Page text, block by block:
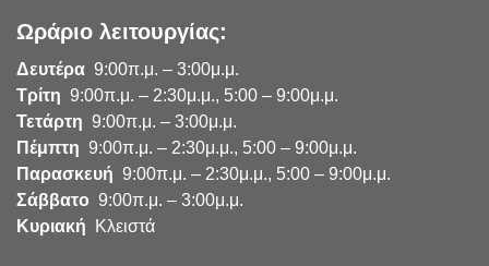
Ωράριο λειτουργίας:
Δευτέρα 9:00π.μ. – 3:00μ.μ.
Τρίτη 9:00π.μ. – 2:30μ.μ., 5:00 – 9:00μ.μ.
Τετάρτη 9:00π.μ. – 3:00μ.μ.
Πέμπτη 9:00π.μ. – 2:30μ.μ., 5:00 – 9:00μ.μ.
Παρασκευή 9:00π.μ. – 2:30μ.μ., 5:00 – 9:00μ.μ.
Σάββατο 9:00π.μ. – 3:00μ.μ.
Κυριακή Κλειστά